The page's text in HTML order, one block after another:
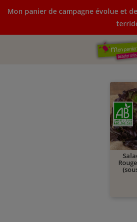
Mon panier de campagne évolue et
Mon panier de campagne
courses